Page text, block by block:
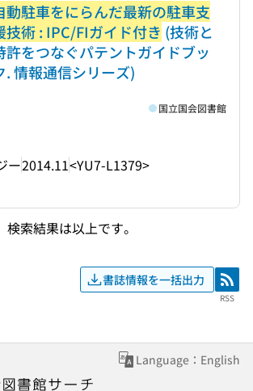
動駐車をにらんだ最新の駐車支
技術 : IPC/FIガイド付き (技術と
許をつなぐパテントガイドブッ
. 情報通信シリーズ)
ー2014.11<YU7-L1379>
国立国会図書館
検索結果は以上です。
書誌情報を一括出力 RSS
RSS
Language：English